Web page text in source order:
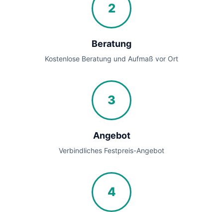
2
Beratung
Kostenlose Beratung und Aufmaß vor Ort
3
Angebot
Verbindliches Festpreis-Angebot
4